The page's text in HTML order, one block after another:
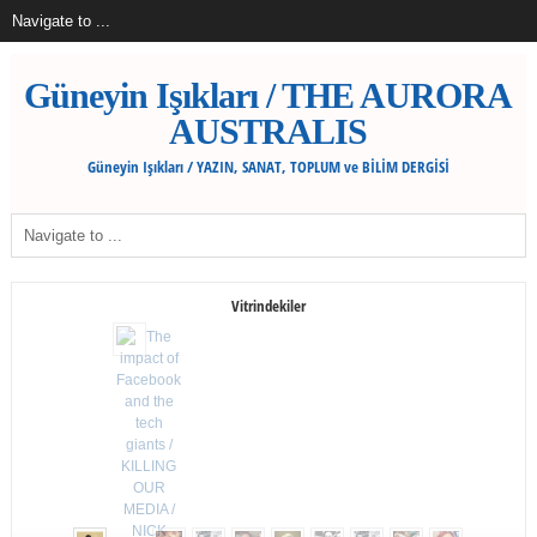
Güneyin Işıkları / THE AURORA
AUSTRALIS
Güneyin Işıkları / YAZIN, SANAT, TOPLUM ve BİLİM DERGİSİ
Vitrindekiler